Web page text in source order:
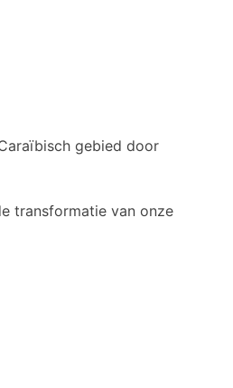
gebied door
transformatie van onze